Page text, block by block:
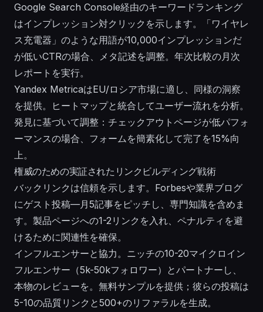
Google Search Console経由のキーワードランキング
はインプレッション対クリックを示します。「ワイヤレ
ス充電器」のような用語が10,000インプレッションだ
が低いCTRの場合、メタ記述を調整。年次比較の月次
レポートを実行。
Yandex MetricaはEU/ロシア市場に適し、同様の洞察
を提供。ヒートマップと統合してユーザー流れを分析。
発見に基づいて調整：チェックアウトページが低パフォ
ーマンスの場合、フォームを簡素化して完了を15%向
上。
権威のための実証されたリンクビルディング戦術
バックリンクは信頼を示します。Forbesや業界ブログ
にゲスト投稿—月5記事をピッチし、専門知識を含めま
す。製品ページへの1-2リンクを入れ、ペナルティを避
けるために関連性を確保。
インフルエンサーと協力。ニッチの10-20マイクロイン
フルエンサー（5k-50kフォロワー）とパートナーし、
本物のレビューを。無料サンプルを提供；彼らの投稿は
5-10の品質リンクと500+のリファラルを生成。